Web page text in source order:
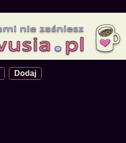
Dodaj